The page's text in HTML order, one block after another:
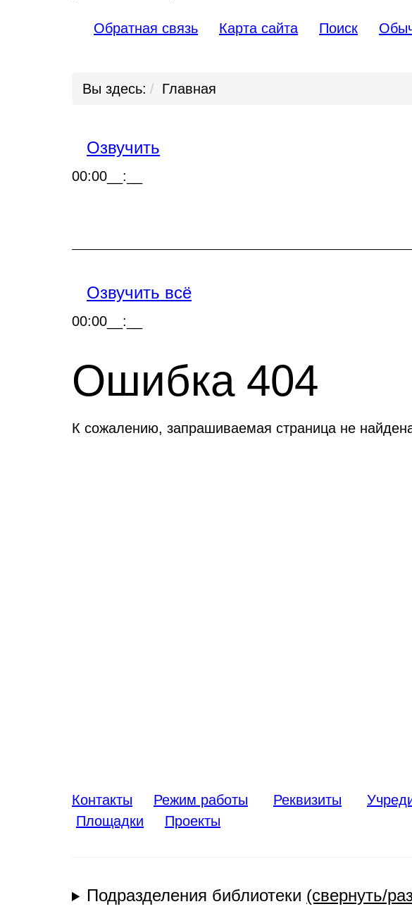
Обратная связь Карта сайта Поиск
Вы здесь: Главная
Озвучить
00:00 __:__
Озвучить всё
00:00 __:__
Ошибка 404
К сожалению, запрашиваемая страница не
Контакты Режим работы Реквизиты
Площадки
Проекты
Подразделения библиотеки (свернуть/